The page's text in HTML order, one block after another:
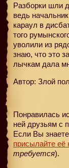
Разборки шли
ведь
караул в
того
уволили из
знаю, что это
лычкам дала
Автор: Злой
Понравилась
ней друзьям с
Если Вы
присылайте её
требуется).